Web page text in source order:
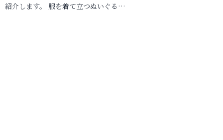
紹介します。 服を着て立つぬいぐる…